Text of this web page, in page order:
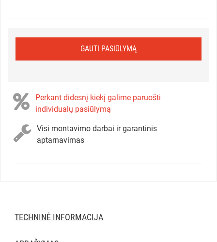
GAUTI PASIŪLYMĄ
Perkant didesnį kiekį galime paruošti
individualų pasiūlymą
Visi montavimo darbai ir garantinis
aptarnavimas
TECHNINĖ INFORMACIJA